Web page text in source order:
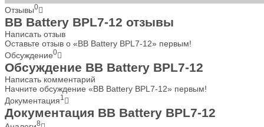
Отзывы0
BB Battery BPL7-12 отзывы
Написать отзыв
Оставьте отзыв о «BB Battery BPL7-12» первым!
Обсуждение0
Обсуждение BB Battery BPL7-12
Написать комментарий
Начните обсуждение «BB Battery BPL7-12» первым!
Документация1
Документация BB Battery BPL7-12
8